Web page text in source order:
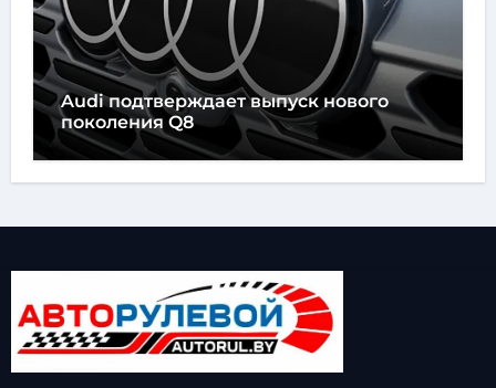
Audi подтверждает выпуск нового
поколения Q8